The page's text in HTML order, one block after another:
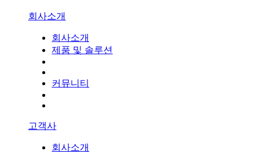
회사소개
회사소개
제품 및 솔루션
커뮤니티
고객사
회사소개